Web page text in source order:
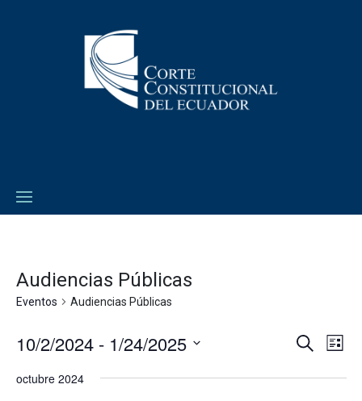
Audiencias Públicas
Eventos Audiencias Públicas
Buscar
Lista
10/2/2024 - 1/24/2025
fecha.
octubre 2024